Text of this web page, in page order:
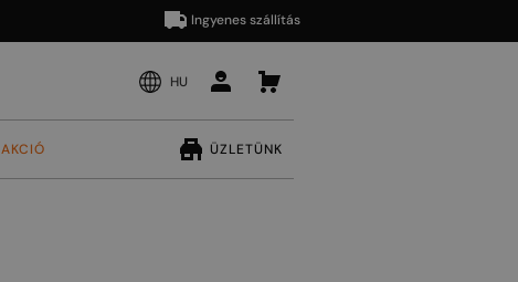
Ingyenes szállítás
HU
AKCIÓ ÜZLETÜNK